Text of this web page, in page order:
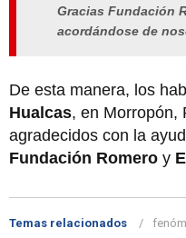
Gracias Fundación
acordándose de
De esta manera, los
Hualcas, en Morropón,
agradecidos con la
Fundación Romero y
Temas relacionados